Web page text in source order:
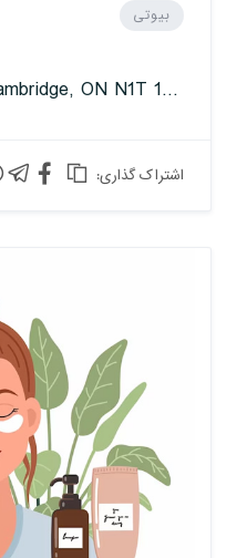
بیوتی
694 Burnett Ave, Cambridge, ON N1T 1P1, Canada
:اشتراک گذاری